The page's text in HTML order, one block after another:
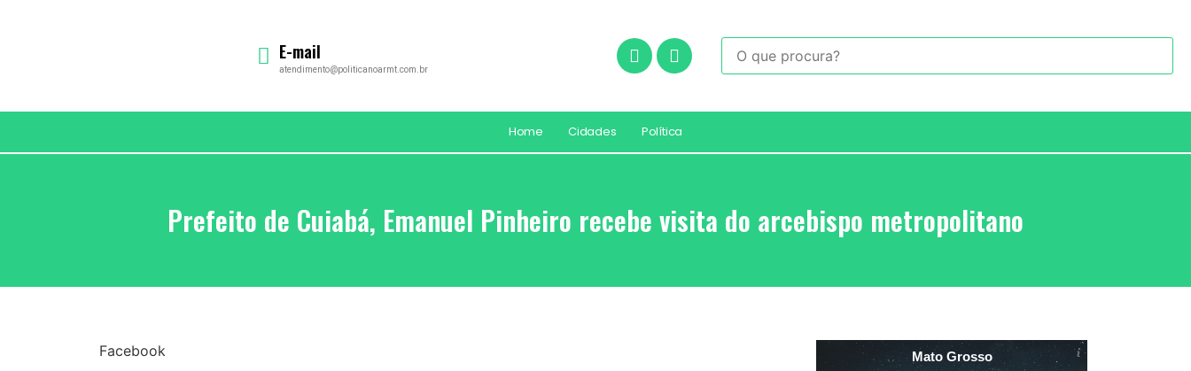
E-mail
atendimento@politicanoarmt.com.br
Home Cidades Política
Prefeito de Cuiabá, Emanuel Pinheiro recebe visita do arcebispo metropolitano
Facebook
Mato Grosso